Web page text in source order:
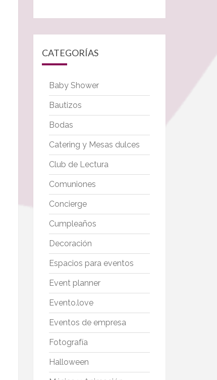
CATEGORÍAS
Baby Shower
Bautizos
Bodas
Catering y Mesas dulces
Club de Lectura
Comuniones
Concierge
Cumpleaños
Decoración
Espacios para eventos
Event planner
Evento.love
Eventos de empresa
Fotografía
Halloween